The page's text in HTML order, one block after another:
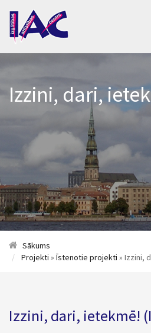
Izzini, dari,
Sākums
Projekti » Īstenotie projekti » Izzini,
Izzini, dari, ietekmē!